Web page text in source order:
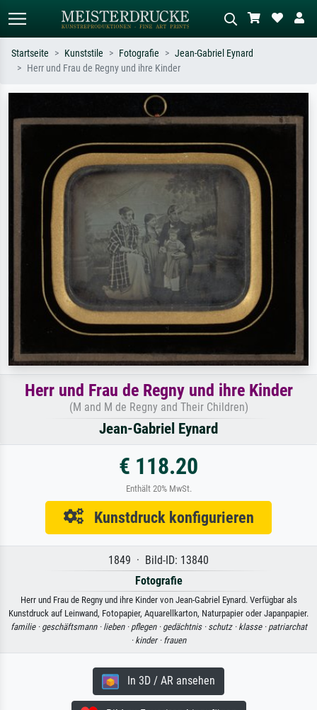
Suchen Sie nach Künstlern, Werktiteln
oder Stilen – z.B. Monet,
Hokusai, Akt.
Beschreiben Sie die Szene – z.B. Grüne
Wiese, Abstrakt mit viel Rot, Dunkles
Baum.
Startseite Kunststile Fotografie
Jean-Gabriel Eynard
Herr und Frau de Regny und ihre Kinder
Herr und Frau de Regny und ihre Kinder
(M and M de Regny and Their Children)
Jean-Gabriel Eynard
€ 118.20
Enthält 20% MwSt.
Kunstdruck konfigurieren
1849 · Bild-ID: 13840
Fotografie
Herr und Frau de Regny und ihre Kinder von Jean-Gabriel Eynard. Verfügbar als
Kunstdruck auf Leinwand, Fotopapier, Aquarellkarton, Naturpapier oder Japanpapier.
familie · geschäftsmann · lieben · pflegen · gedächtnis · schutz · klasse · patriarchat
· kinder · frauen
In 3D / AR ansehen